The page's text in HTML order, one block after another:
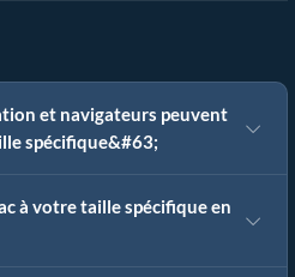
et navigateurs peuvent
spécifique&#63;
à votre taille spécifique en